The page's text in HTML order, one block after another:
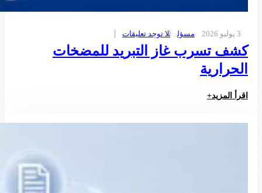
3 يوليو 2026 مسؤل لا توجد تعليقات
كشف تسرب غاز التبريد للمضخات
الحرارية
اقرأ المزيد+